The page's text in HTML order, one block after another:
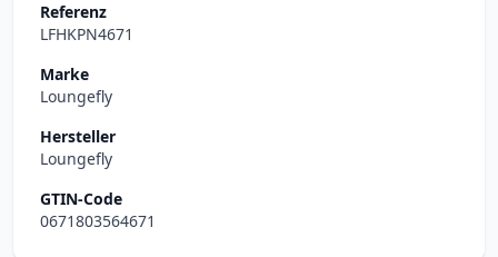
Referenz
LFHKPN4671
Marke
Loungefly
Hersteller
Loungefly
GTIN-Code
0671803564671